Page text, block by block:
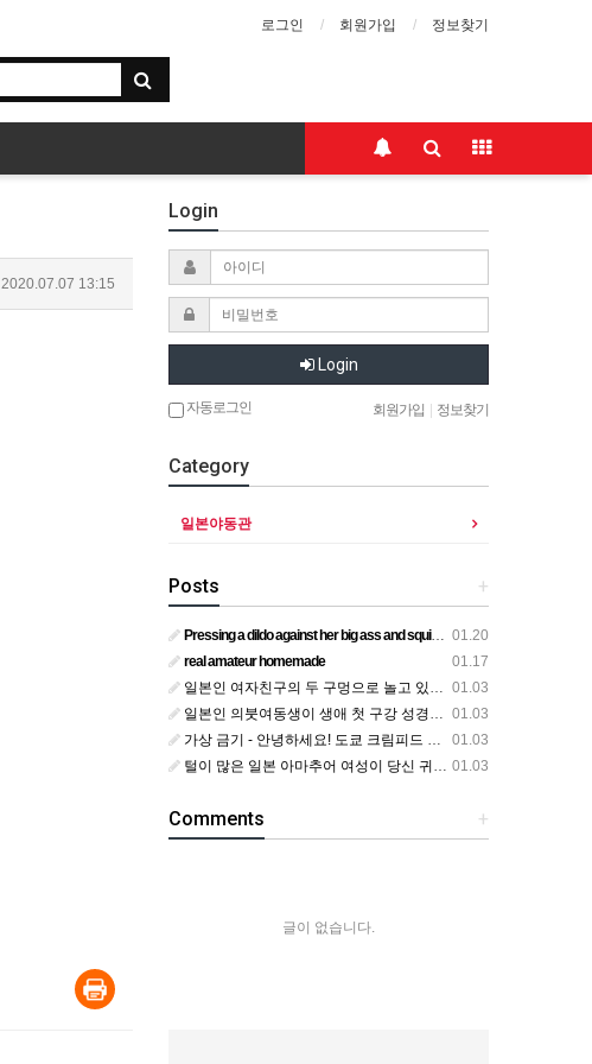
로그인 회원가입 정보찾기
2020.07.07 13:15
Login
Login
자동로그인 회원가입 정보찾기
Category
일본야동관
+
Posts
01.20
Pressing a dildo against her big ass and squirting from below
01.17
real amateur homemade
01.03
일본인 여자친구의 두 구멍으로 놀고 있어요
01.03
일본인 의붓여동생이 생애 첫 구강 성경험을 공개하다
01.03
가상 금기 - 안녕하세요! 도쿄 크림피드 시엘에서
01.03
털이 많은 일본 아마추어 여성이 당신 귀에 대고 신음하며 자위합니다. 그녀가 오르가즘에 도달하는 모습을 보세요?
+
Comments
글이 없습니다.